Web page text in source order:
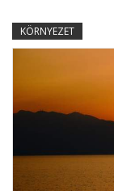
KÖRNYEZET